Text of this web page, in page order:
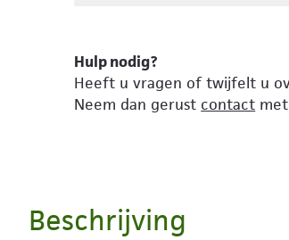
Hulp nodig?
Heeft u vragen of twijfelt u
Neem dan gerust contact
Beschrijving